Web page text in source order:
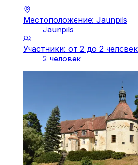
Местоположение: Jaunpils
Jaunpils
Участники: от 2 до 2 человек
2 человек